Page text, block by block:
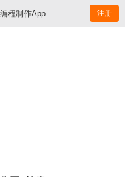
程制作App 注册